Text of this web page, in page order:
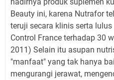
Beauty ini, karena Nutrafor
teruji secara klinis serta
Control France terhadap 30
2011) Selain itu asupan
"manfaat" yang tak hanya
mengurangi jerawat,